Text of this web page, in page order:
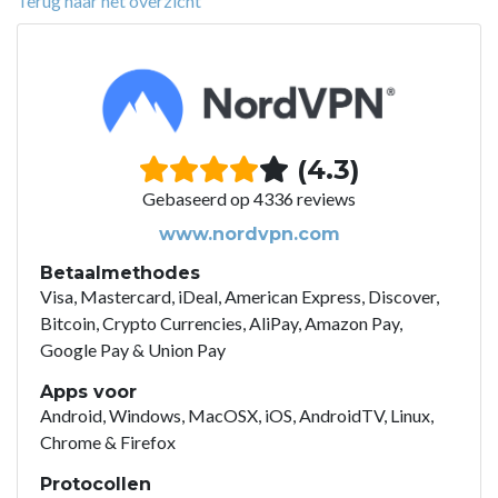
(4.3)
Gebaseerd op 4336 reviews
www.nordvpn.com
Betaalmethodes
Visa, Mastercard, iDeal, American Express, Discover,
Bitcoin, Crypto Currencies, AliPay, Amazon Pay,
Google Pay & Union Pay
Apps voor
Android, Windows, MacOSX, iOS, AndroidTV, Linux,
Chrome & Firefox
Protocollen